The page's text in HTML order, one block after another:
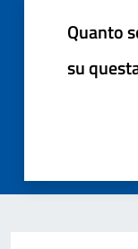
Quanto
su